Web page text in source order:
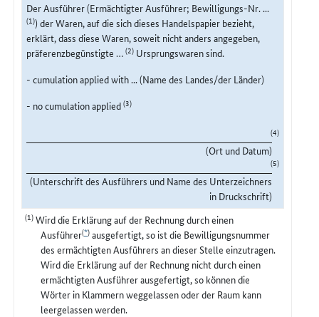
Der Ausführer (Ermächtigter Ausführer; Bewilligungs-Nr. ...
(1)) der Waren, auf die sich dieses Handelspapier bezieht,
erklärt, dass diese Waren, soweit nicht anders angegeben,
präferenzbegünstigte …(2) Ursprungswaren sind.
- cumulation applied with ... (Name des Landes/der Länder)
- no cumulation applied(3)
(4)
(Ort und Datum)
(5)
(Unterschrift des Ausführers und Name des Unterzeichners
in Druckschrift)
(1)Wird die Erklärung auf der Rechnung durch einen
Ausführer(*)ausgefertigt, so ist die Bewilligungsnummer
des ermächtigten Ausführers an dieser Stelle einzutragen.
Wird die Erklärung auf der Rechnung nicht durch einen
ermächtigten Ausführer ausgefertigt, so können die
Wörter in Klammern weggelassen oder der Raum kann
leergelassen werden.